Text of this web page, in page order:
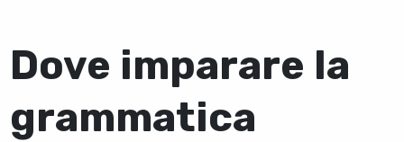
Dove imparare la
grammatica